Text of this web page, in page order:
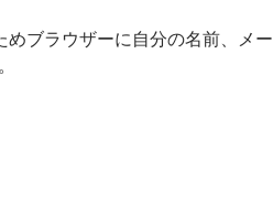
めブラウザーに自分の名前、メー